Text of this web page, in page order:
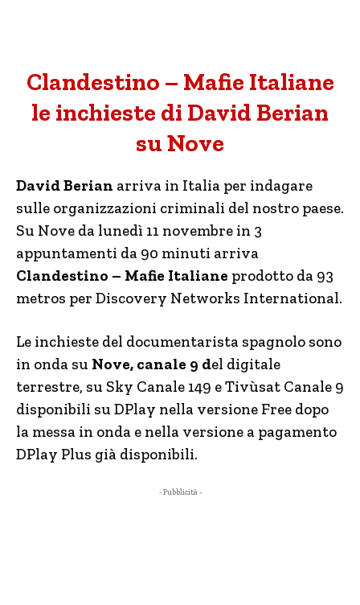
Clandestino – Mafie Italiane
le inchieste di David Berian
su Nove
David Berian arriva in Italia per indagare
sulle organizzazioni criminali del nostro paese.
Su Nove da lunedì 11 novembre in 3
appuntamenti da 90 minuti arriva
Clandestino – Mafie Italiane prodotto da 93
metros per Discovery Networks International.
Le inchieste del documentarista spagnolo sono
in onda su Nove, canale 9 del digitale
terrestre, su Sky Canale 149 e Tivùsat Canale 9
disponibili su DPlay nella versione Free dopo
la messa in onda e nella versione a pagamento
DPlay Plus già disponibili.
- Pubblicità -